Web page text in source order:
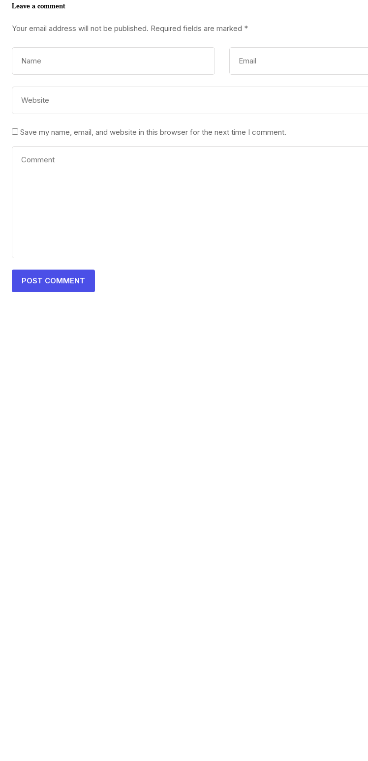
Leave a comment
Your email address will not be published. Required fields are marked *
Save my name, email, and website in this browser for the next time I comment.